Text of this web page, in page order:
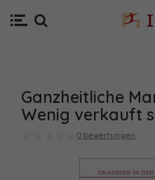
Ganzheitliche
Wenig verkauft
0 bewertungen